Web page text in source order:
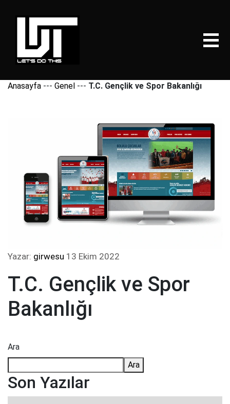
Anasayfa --- Genel --- T.C. Gençlik ve Spor Bakanlığı
Yazar: girwesu 13 Ekim 2022
T.C. Gençlik ve Spor
Bakanlığı
Ara
Ara
Son Yazılar